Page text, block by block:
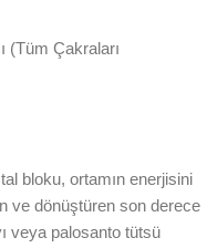
(Tüm Çakraları
bloku, ortamın enerjisini
ve dönüştüren son derece
veya palosanto tütsü